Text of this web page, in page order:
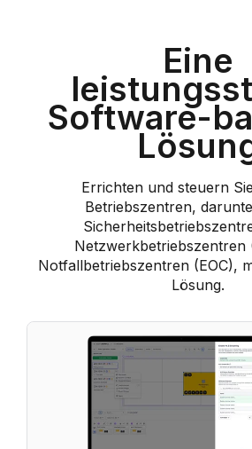
Eine
Software-
Errichten und steuern
Betriebszentren,
Netzwerkbetriebszentren
Notfallbetriebszentren (EOC),
Lösung.